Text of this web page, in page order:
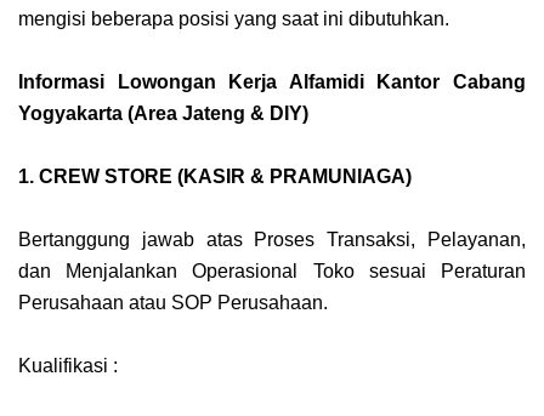
mengisi beberapa posisi yang saat ini dibutuhkan.
Informasi Lowongan Kerja Alfamidi Kantor Cabang
Yogyakarta (Area Jateng & DIY)
1. CREW STORE (KASIR & PRAMUNIAGA)
Bertanggung jawab atas Proses Transaksi, Pelayanan,
dan Menjalankan Operasional Toko sesuai Peraturan
Perusahaan atau SOP Perusahaan.
Kualifikasi :